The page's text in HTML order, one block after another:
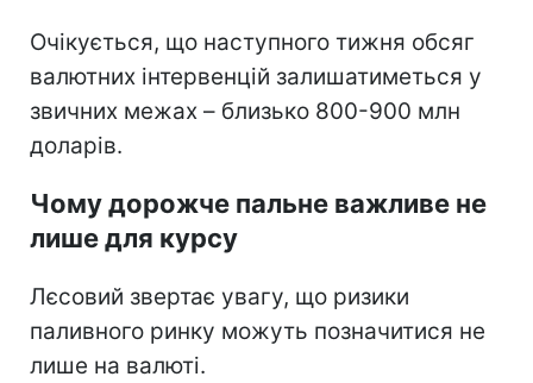
Очікується, що наступного тижня обсяг
валютних інтервенцій залишатиметься у
звичних межах – близько 800-900 млн
доларів.
Чому дорожче пальне важливе не
лише для курсу
Лєсовий звертає увагу, що ризики
паливного ринку можуть позначитися не
лише на валюті.